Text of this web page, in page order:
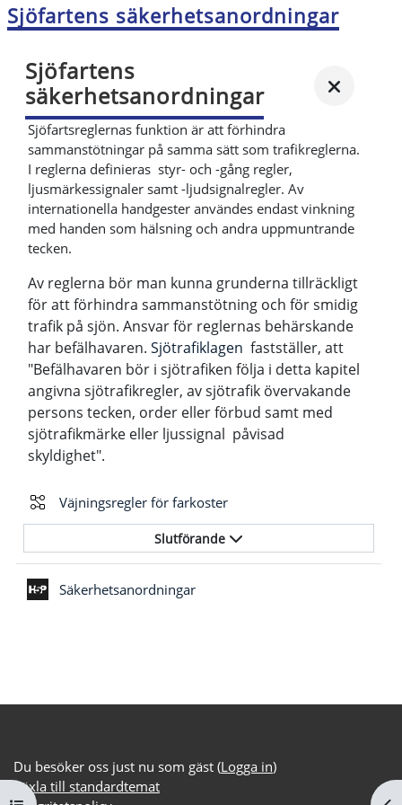
Sjöfartens säkerhetsanordningar
Sjöfartens
säkerhetsanordningar
Sjöfartsreglernas funktion är att förhindra
sammanstötningar på samma sätt som trafikreglerna.
I reglerna definieras styr- och -gång regler,
ljusmärkessignaler samt -ljudsignalregler. Av
internationella handgester användes endast vinkning
med handen som hälsning och andra uppmuntrande
tecken.
Av reglerna bör man kunna grunderna tillräckligt
för att förhindra sammanstötning och för smidig
trafik på sjön. Ansvar för reglernas behärskande
har befälhavaren. Sjötrafiklagen fastställer, att
"Befälhavaren bör i sjötrafiken följa i detta kapitel
angivna sjötrafikregler, av sjötrafik övervakande
persons tecken, order eller förbud samt med
sjötrafikmärke eller ljussignal påvisad
skyldighet".
Väjningsregler för farkoster
Slutförande
Säkerhetsanordningar
Du besöker oss just nu som gäst (Logga in)
Växla till standardtemat